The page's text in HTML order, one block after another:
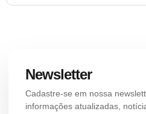
Newsletter
Cadastre-se em nossa
informações atualizadas,